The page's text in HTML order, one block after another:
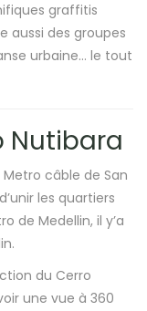
graffitis
aussi des groupes
urbaine… le tout
Nutibara
câble de San
les quartiers
de Medellin, il y’a
du Cerro
une vue à 360